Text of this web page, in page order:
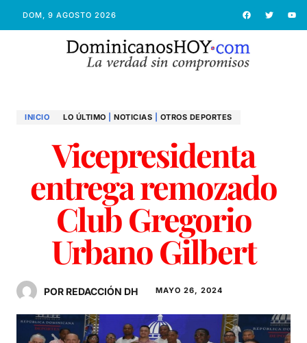
DOM, 9 AGOSTO 2026
INICIO LO ÚLTIMO NOTICIAS OTROS DEPORTES
Vicepresidenta
entrega remozado
Club Gregorio
Urbano Gilbert
POR REDACCIÓN DH MAYO 26, 2024